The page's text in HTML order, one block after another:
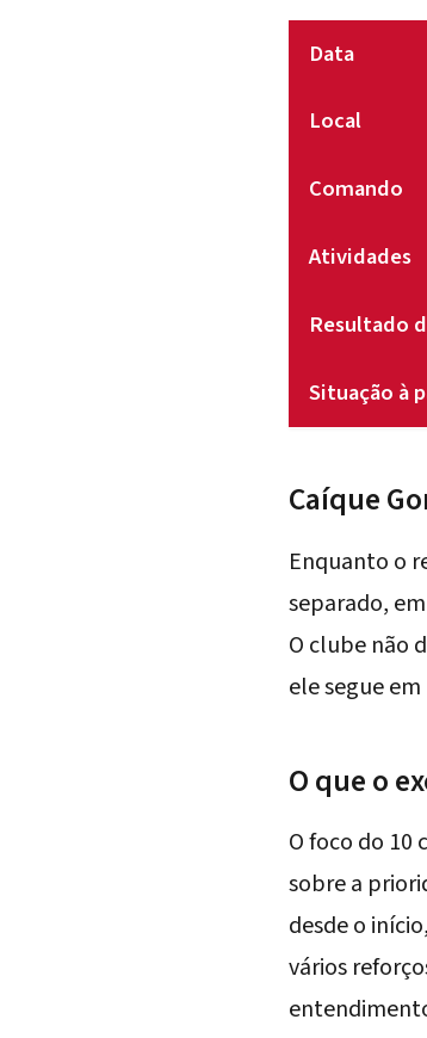
Data
Local
Comando
Atividades
Resultado
Situação à
Caíque
Enquanto o
separado,
O clube não
ele segue
O que o
O foco do 10
sobre a
desde o
vários